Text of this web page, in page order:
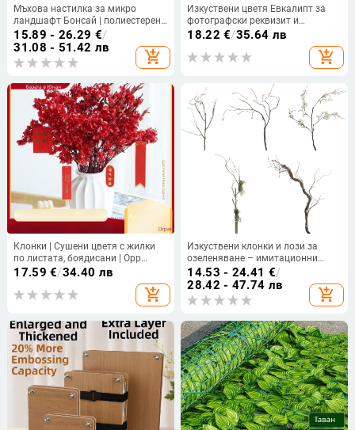
Мъхова настилка за микро
ландшафт Бонсай | полиестерен
плат, флокинг, симулиран мъх,
външна употреба, реквиз за
снимки
15.89 - 26.29 €/
31.08 - 51.42 лв
add_shopping_cart
Изкуствени цветя Евкалипт за
фотографски реквизит и
домашен декор – ръчна
Евкалипт
18.22 €/35.64 лв
add_shopping_cart
Клонки | Сушени цветя с жилки
по листата, боядисани | Opp
пакет | Частен марков знак
17.59 €/34.40 лв
add_shopping_cart
Изкуствени клонки и лози за
озеленяване – имитационни
дълги мъртви лози, зелена стена;
Марка: Dream castle (flowers);
Ремесло: Styling; Вид: Simulated
dead vine; Назначение: За сватби,
фотография, домашен декор
14.53 - 24.41 €/
28.42 - 47.74 лв
add_shopping_cart